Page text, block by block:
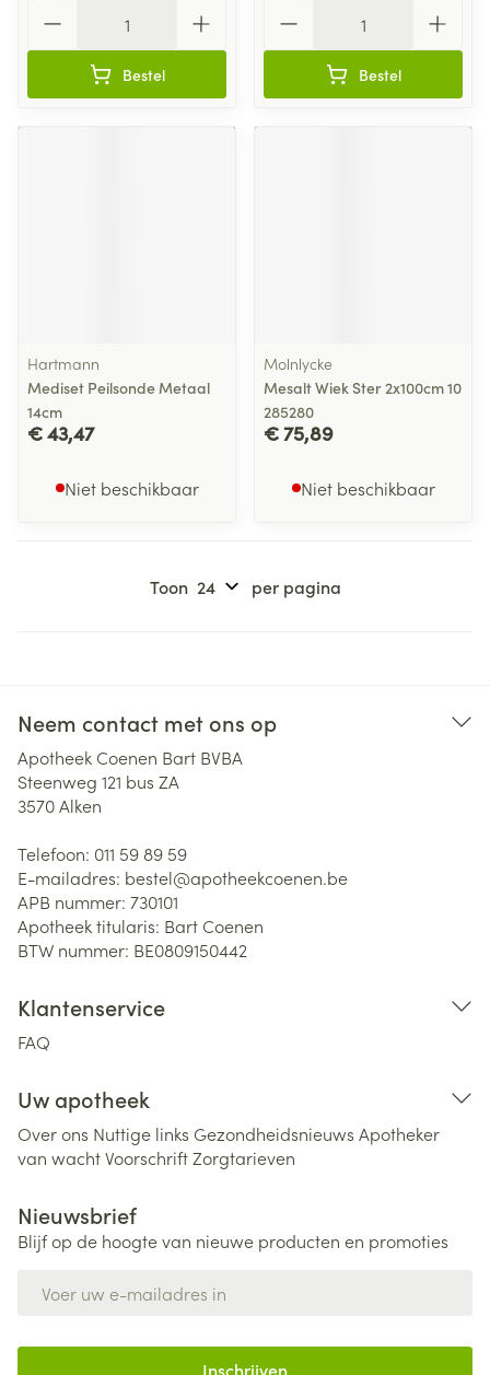
Bestel Bestel
Hartmann
Mediset Peilsonde Metaal
14cm
€ 43,47
Niet beschikbaar
Molnlycke
Mesalt Wiek Ster 2x100cm 10
285280
€ 75,89
Niet beschikbaar
Toon per pagina
Neem contact met ons op
Apotheek Coenen Bart BVBA
Steenweg 121 bus ZA
3570Alken
Telefoon: 011 59 89 59
E-mailadres: bestel@apotheekcoenen.be
APB nummer: 730101
Apotheek titularis: Bart Coenen
BTW nummer: BE0809150442
Klantenservice
FAQ
Uw apotheek
Over ons Nuttige links Gezondheidsnieuws Apotheker
van wachtVoorschriftZorgtarieven
Nieuwsbrief
Blijf op de hoogte van nieuwe producten en promoties
Inschrijven